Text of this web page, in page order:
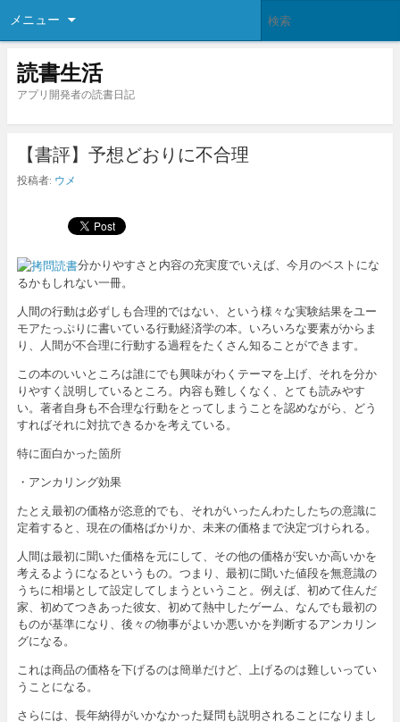
メニュー
読書生活
アプリ開発者の読書日記
【書評】予想どおりに不合理
投稿者: ウメ
分かりやすさと内容の充実度でいえば、今月のベストにな
るかもしれない一冊。
人間の行動は必ずしも合理的ではない、という様々な実験結果をユー
モアたっぷりに書いている行動経済学の本。いろいろな要素がからま
り、人間が不合理に行動する過程をたくさん知ることができます。
この本のいいところは誰にでも興味がわくテーマを上げ、それを分か
りやすく説明しているところ。内容も難しくなく、とても読みやす
い。著者自身も不合理な行動をとってしまうことを認めながら、どう
すればそれに対抗できるかを考えている。
特に面白かった箇所
・アンカリング効果
たとえ最初の価格が恣意的でも、それがいったんわたしたちの意識に
定着すると、現在の価格ばかりか、未来の価格まで決定づけられる。
人間は最初に聞いた価格を元にして、その他の価格が安いか高いかを
考えるようになるというもの。つまり、最初に聞いた値段を無意識の
うちに相場として設定してしまうということ。例えば、初めて住んだ
家、初めてつきあった彼女、初めて熱中したゲーム、なんでも最初の
ものが基準になり、後々の物事がよいか悪いかを判断するアンカリン
グになる。
これは商品の価格を下げるのは簡単だけど、上げるのは難しいってい
うことになる。
さらには、長年納得がいかなかった疑問も説明されることになりまし